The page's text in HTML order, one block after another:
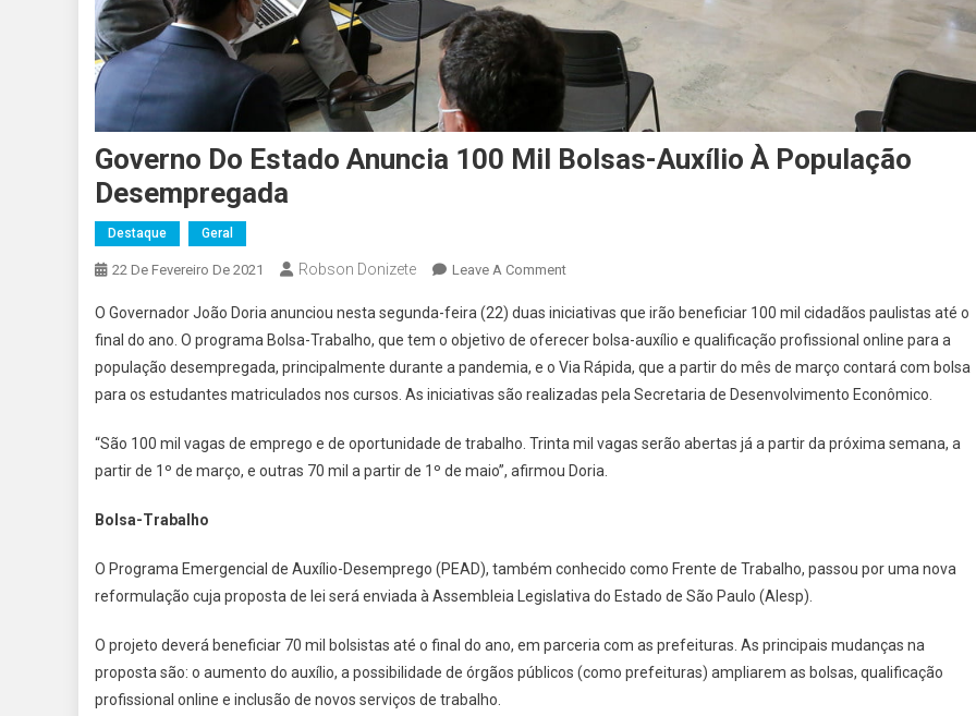
Governo Do Estado Anuncia 100 Mil Bolsas-Auxílio À População
Desempregada
Destaque Geral
22 De Fevereiro De 2021 Robson Donizete Leave A CommentOn
Do
Estado
Anuncia
100
Bolsas-
Auxílio
O Governador João Doria anunciou nesta segunda-feira (22) duas iniciativas que irão beneficiar 100 mil cidadãos paulistas até o
final do ano. O programa Bolsa-Trabalho, que tem o objetivo de oferecer bolsa-auxílio e qualificação profissional online para a
população desempregada, principalmente durante a pandemia, e o Via Rápida, que a partir do mês de março contará com bolsa
para os estudantes matriculados nos cursos. As iniciativas são realizadas pela Secretaria de Desenvolvimento Econômico.
“São 100 mil vagas de emprego e de oportunidade de trabalho. Trinta mil vagas serão abertas já a partir da próxima semana, a
partir de 1º de março, e outras 70 mil a partir de 1º de maio”, afirmou Doria.
Bolsa-Trabalho
O Programa Emergencial de Auxílio-Desemprego (PEAD), também conhecido como Frente de Trabalho, passou por uma nova
reformulação cuja proposta de lei será enviada à Assembleia Legislativa do Estado de São Paulo (Alesp).
O projeto deverá beneficiar 70 mil bolsistas até o final do ano, em parceria com as prefeituras. As principais mudanças na
proposta são: o aumento do auxílio, a possibilidade de órgãos públicos (como prefeituras) ampliarem as bolsas, qualificação
profissional online e inclusão de novos serviços de trabalho.